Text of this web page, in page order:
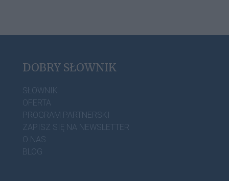
DOBRY SŁOWNIK
SŁOWNIK
OFERTA
PROGRAM PARTNERSKI
ZAPISZ SIĘ NA NEWSLETTER
O NAS
BLOG